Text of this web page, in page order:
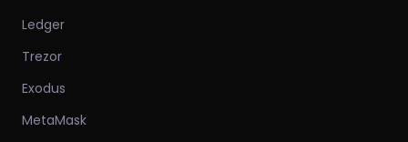
Ledger
Trezor
Exodus
MetaMask